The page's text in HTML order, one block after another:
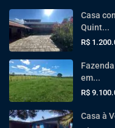
Casa
Quint...
R$
em...
R$
Casa à